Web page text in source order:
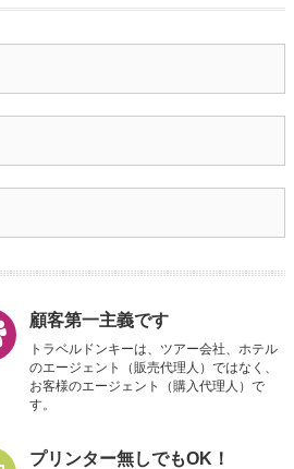
顧客第一主義です
トラベルドンキーは、ツアー会社、ホテル
のエージェント（販売代理人）ではなく、
お客様のエージェント（購入代理人）で
す。
プリンター無しでもOK！